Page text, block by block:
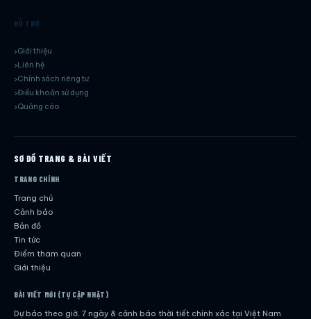
HỖ TRỢ
Giới thiệu
Liên hệ
Chính sách riêng tư
Điều khoản sử dụng
Quảng cáo
SƠ ĐỒ TRANG & BÀI VIẾT
TRANG CHÍNH
Trang chủ
Cảnh báo
Bản đồ
Tin tức
Điểm tham quan
Giới thiệu
BÀI VIẾT MỚI (TỰ CẬP NHẬT)
Dự báo theo giờ, 7 ngày & cảnh báo thời tiết chính xác tại Việt Nam